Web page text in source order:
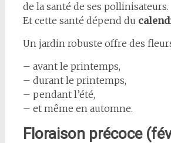
de la santé de ses pollinisateurs.
Et cette santé dépend du
Un jardin robuste offre des
– avant le printemps,
– durant le printemps,
– pendant l’été,
– et même en automne.
Floraison précoce